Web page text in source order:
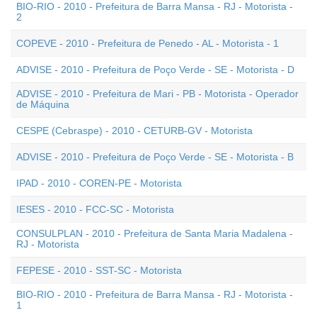
BIO-RIO - 2010 - Prefeitura de Barra Mansa - RJ - Motorista -
2
COPEVE - 2010 - Prefeitura de Penedo - AL - Motorista - 1
ADVISE - 2010 - Prefeitura de Poço Verde - SE - Motorista - D
ADVISE - 2010 - Prefeitura de Mari - PB - Motorista - Operador
de Máquina
CESPE (Cebraspe) - 2010 - CETURB-GV - Motorista
ADVISE - 2010 - Prefeitura de Poço Verde - SE - Motorista - B
IPAD - 2010 - COREN-PE - Motorista
IESES - 2010 - FCC-SC - Motorista
CONSULPLAN - 2010 - Prefeitura de Santa Maria Madalena -
RJ - Motorista
FEPESE - 2010 - SST-SC - Motorista
BIO-RIO - 2010 - Prefeitura de Barra Mansa - RJ - Motorista -
1